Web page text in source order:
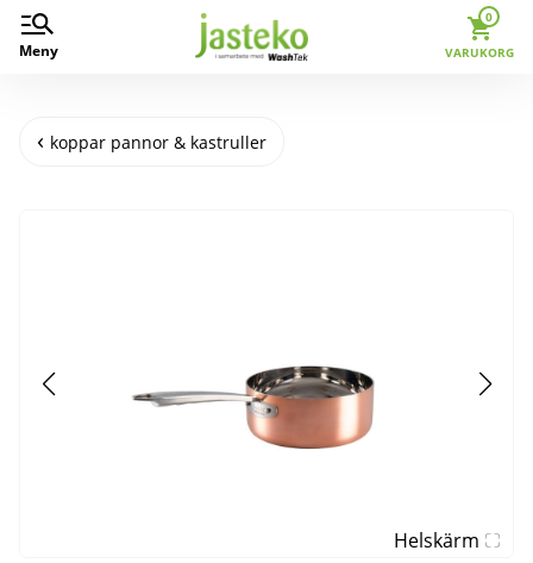
Meny
0
VARUKORG
koppar pannor & kastruller
Helskärm